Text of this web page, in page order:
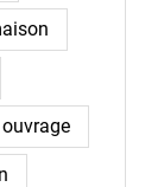
ouvrage